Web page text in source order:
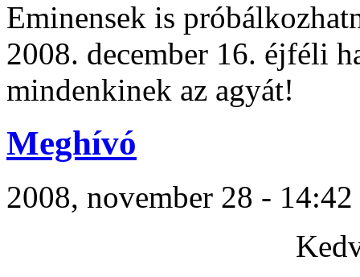
Eminensek is
2008. december 16. éjféli
mindenkinek az agyát!
Meghívó
2008, november 28 -